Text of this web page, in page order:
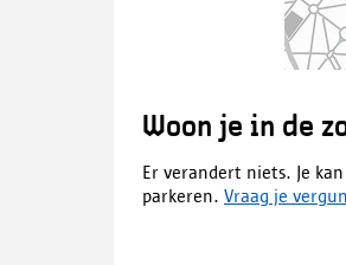
Woon je in de
Er verandert niets. Je
parkeren. Vraag je